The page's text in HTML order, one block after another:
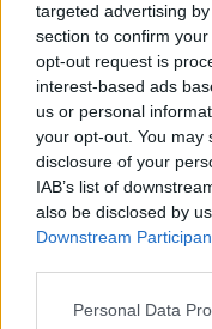
targeted advertising
section to confirm
opt-out request is
interest-based ads
us or personal
your opt-out. You may
disclosure of your
IAB’s list of
also be disclosed by
Downstream
Personal Data
Rabarbergaletter med
Portioner 6 st små
Ingredienser
Pajdeg